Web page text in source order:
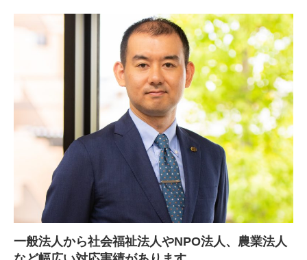
一般法人から社会福祉法人やNPO法人、農業法人